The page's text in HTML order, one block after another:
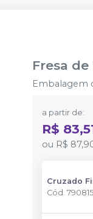
Fresa
Embalagem
a partir de:
R$
ou R$
Cruzado
Cód.